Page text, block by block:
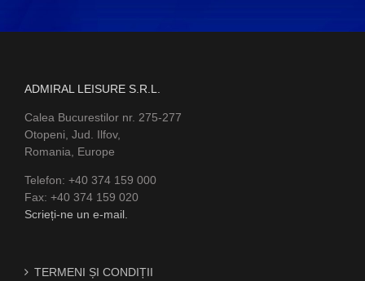
ADMIRAL LEISURE S.R.L.
Calea Bucurestilor nr. 275-277
Otopeni, Jud. Ilfov,
Romania, Europe
Telefon: +40 374 159 000
Fax: +40 374 159 020
Scrieți-ne un e-mail.
TERMENI ȘI CONDIȚII